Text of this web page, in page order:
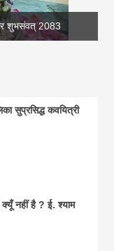
शुभसंवत् 2083
सुप्रसिद्ध कवयित्री
नहीं है ? ई. श्याम